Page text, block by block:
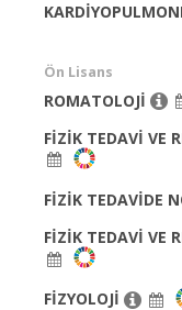
Ön Lisans
ROMATOLOJİ
FİZİK TEDAVİ VE
FİZİK TEDAVİDE
FİZİK TEDAVİ VE
FİZYOLOJİ